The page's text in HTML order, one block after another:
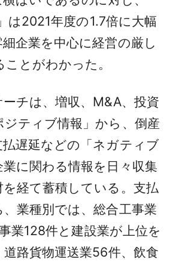
は2021年度の1.7倍に大幅
企業を中心に経営の厳し
とがわかった。
チは、増収、M&A、投資
ティブ情報」から、倒産
遅延などの「ネガティブ
に関わる情報を日々収集
を経て蓄積している。支払
業種別では、総合工事業
業128件と建設業が上位を
路貨物運送業56件、飲食